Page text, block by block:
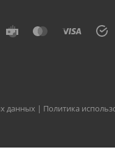
данных | Политика